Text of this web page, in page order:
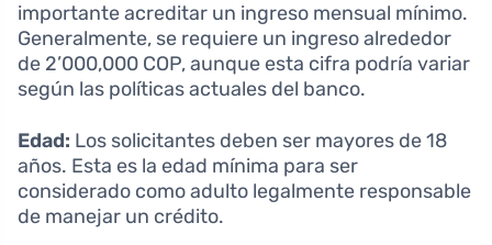
importante acreditar un ingreso mensual mínimo.
Generalmente, se requiere un ingreso alrededor
de 2’000,000 COP, aunque esta cifra podría variar
según las políticas actuales del banco.
Edad: Los solicitantes deben ser mayores de 18
años. Esta es la edad mínima para ser
considerado como adulto legalmente responsable
de manejar un crédito.